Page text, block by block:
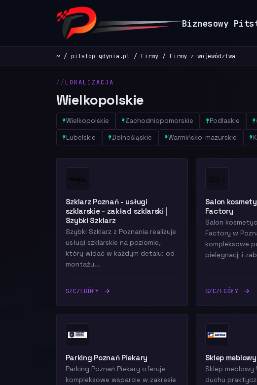
Biznesowy
~ pitstop-gdynia.pl Firmy Firmy z województwa
LOKALIZACJA
Wielkopolskie
Wielkopolskie Zachodniopomorskie Podlaskie
Lubelskie Dolnośląskie Warmińsko-mazurskie
Szklarz Poznań - usługi
szklarskie - zakład szklarski |
Szybki Szklarz
Szybki Szklarz z Poznania realizuje
usługi szklarskie na poziomie,
który widać w każdym detalu: od
montażu...
SZCZEGÓŁY
Salon
Factory
Salon
Factory w
kompleksowe
pielęgnacji i
SZCZEGÓŁY
Parking Poznań Piekary
Parking Poznań Piekary oferuje
kompleksowe wsparcie w zakresie
Sklep meblowy
Sklep meblowy
duchu